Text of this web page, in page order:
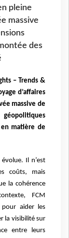
pleine
massive
des
– Trends &
d’affaires
massive de
matière de
Il n’est
coûts, mais
la cohérence
FCM
pour aider les
la visibilité sur
entre leurs